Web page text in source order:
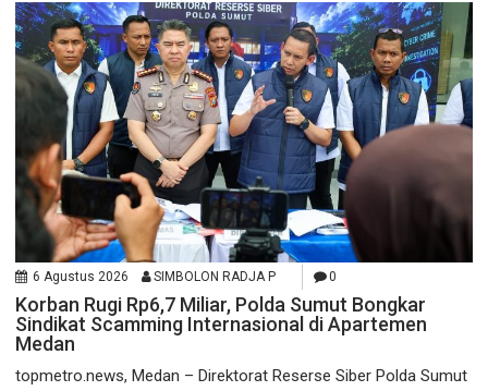
6 Agustus 2026 SIMBOLON RADJA P 0
Korban Rugi Rp6,7 Miliar, Polda Sumut Bongkar
Sindikat Scamming Internasional di Apartemen
Medan
topmetro.news, Medan – Direktorat Reserse Siber Polda Sumut